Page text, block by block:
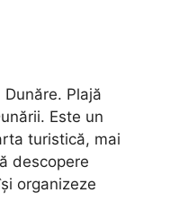
Plajă
Este un
turistică, mai
descopere
organizeze